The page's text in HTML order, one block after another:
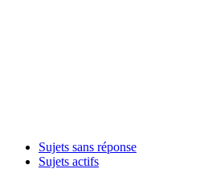
Sujets sans réponse
Sujets actifs